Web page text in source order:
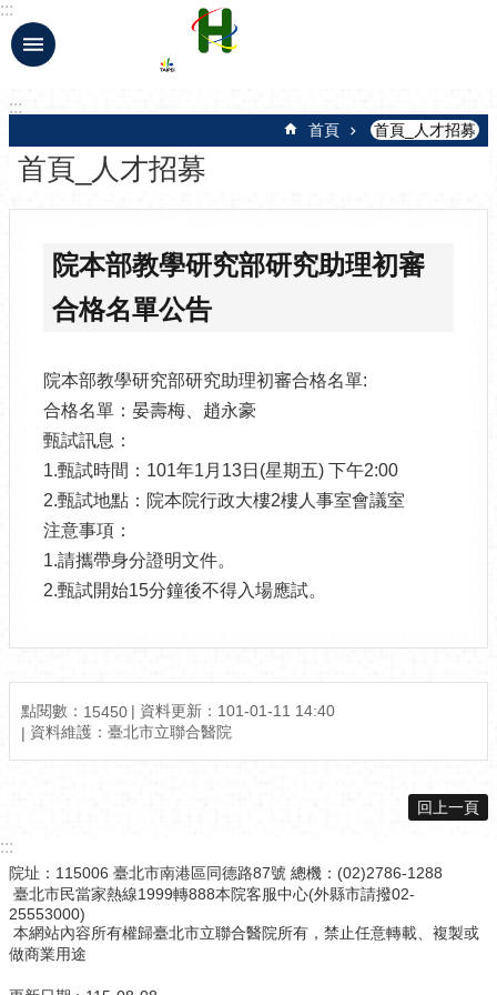
跳到主要內容區塊
:::
:::
首頁 首頁_人才招募
首頁_人才招募
院本部教學研究部研究助理初審
合格名單公告
院本部教學研究部研究助理初審合格名單:
合格名單：晏壽梅、趙永豪
甄試訊息：
1.甄試時間：101年1月13日(星期五) 下午2:00
2.甄試地點：院本院行政大樓2樓人事室會議室
注意事項：
1.請攜帶身分證明文件。
2.甄試開始15分鐘後不得入場應試。
點閱數： 15450
資料更新：101-01-11 14:40
資料維護：臺北市立聯合醫院
回上一頁
:::
院址：115006 臺北市南港區同德路87號 總機：(02)2786-1288
臺北市民當家熱線1999轉888本院客服中心(外縣市請撥02-
25553000)
本網站內容所有權歸臺北市立聯合醫院所有，禁止任意轉載、複製或
做商業用途